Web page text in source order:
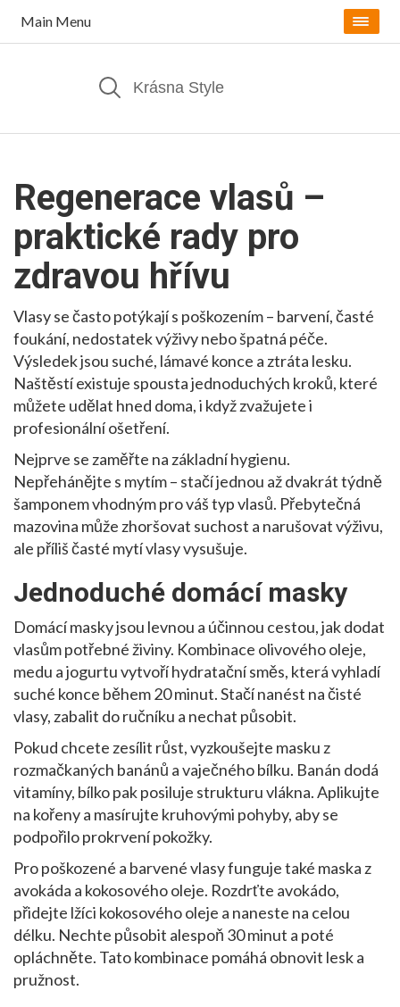
Main Menu
Regenerace vlasů –
praktické rady pro
zdravou hřívu
Vlasy se často potýkají s poškozením – barvení, časté
foukání, nedostatek výživy nebo špatná péče.
Výsledek jsou suché, lámavé konce a ztráta lesku.
Naštěstí existuje spousta jednoduchých kroků, které
můžete udělat hned doma, i když zvažujete i
profesionální ošetření.
Nejprve se zaměřte na základní hygienu.
Nepřehánějte s mytím – stačí jednou až dvakrát týdně
šamponem vhodným pro váš typ vlasů. Přebytečná
mazovina může zhoršovat suchost a narušovat výživu,
ale příliš časté mytí vlasy vysušuje.
Jednoduché domácí masky
Domácí masky jsou levnou a účinnou cestou, jak dodat
vlasům potřebné živiny. Kombinace olivového oleje,
medu a jogurtu vytvoří hydratační směs, která vyhladí
suché konce během 20 minut. Stačí nanést na čisté
vlasy, zabalit do ručníku a nechat působit.
Pokud chcete zesílit růst, vyzkoušejte masku z
rozmačkaných banánů a vaječného bílku. Banán dodá
vitamíny, bílko pak posiluje strukturu vlákna. Aplikujte
na kořeny a masírujte kruhovými pohyby, aby se
podpořilo prokrvení pokožky.
Pro poškozené a barvené vlasy funguje také maska z
avokáda a kokosového oleje. Rozdrťte avokádo,
přidejte lžíci kokosového oleje a naneste na celou
délku. Nechte působit alespoň 30 minut a poté
opláchněte. Tato kombinace pomáhá obnovit lesk a
pružnost.